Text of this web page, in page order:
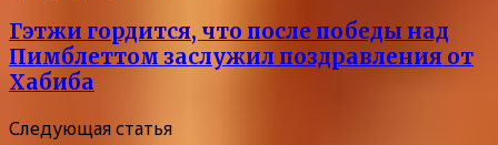
Гэтжи гордится, что после победы над
Пимблеттом заслужил поздравления от
Хабиба
Следующая статья